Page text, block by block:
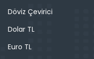
Döviz Çevirici
Dolar TL
Euro TL